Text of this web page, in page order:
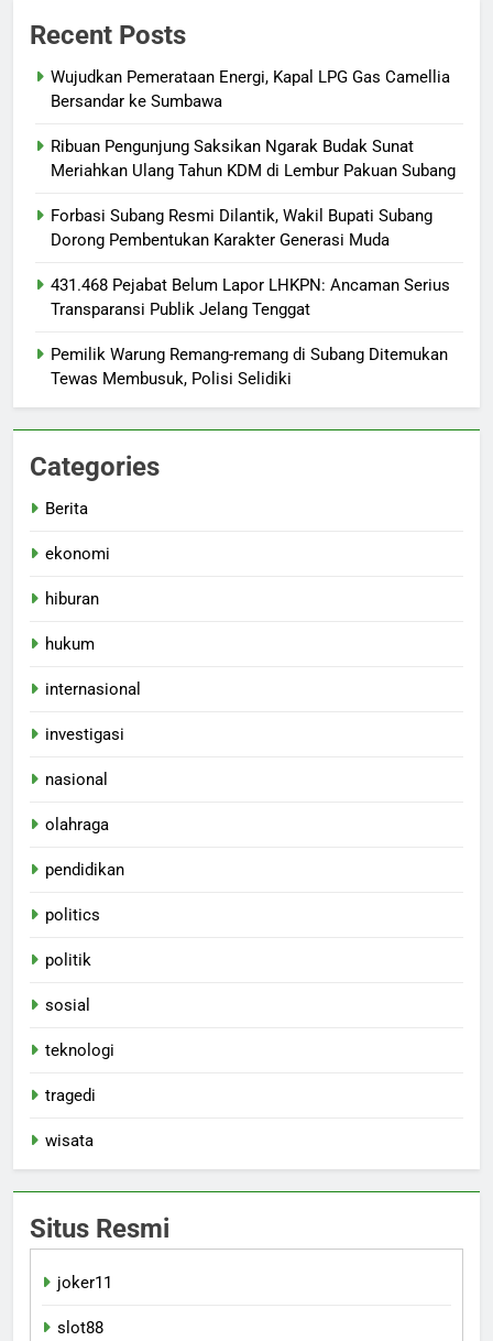
Recent Posts
Wujudkan Pemerataan Energi, Kapal LPG Gas Camellia
Bersandar ke Sumbawa
Ribuan Pengunjung Saksikan Ngarak Budak Sunat
Meriahkan Ulang Tahun KDM di Lembur Pakuan Subang
‎Forbasi Subang Resmi Dilantik, Wakil Bupati Subang
Dorong Pembentukan Karakter Generasi Muda
431.468 Pejabat Belum Lapor LHKPN: Ancaman Serius
Transparansi Publik Jelang Tenggat
Pemilik Warung Remang-remang di Subang Ditemukan
Tewas Membusuk, Polisi Selidiki
Categories
Berita
ekonomi
hiburan
hukum
internasional
investigasi
nasional
olahraga
pendidikan
politics
politik
sosial
teknologi
tragedi
wisata
Situs Resmi
joker11
slot88